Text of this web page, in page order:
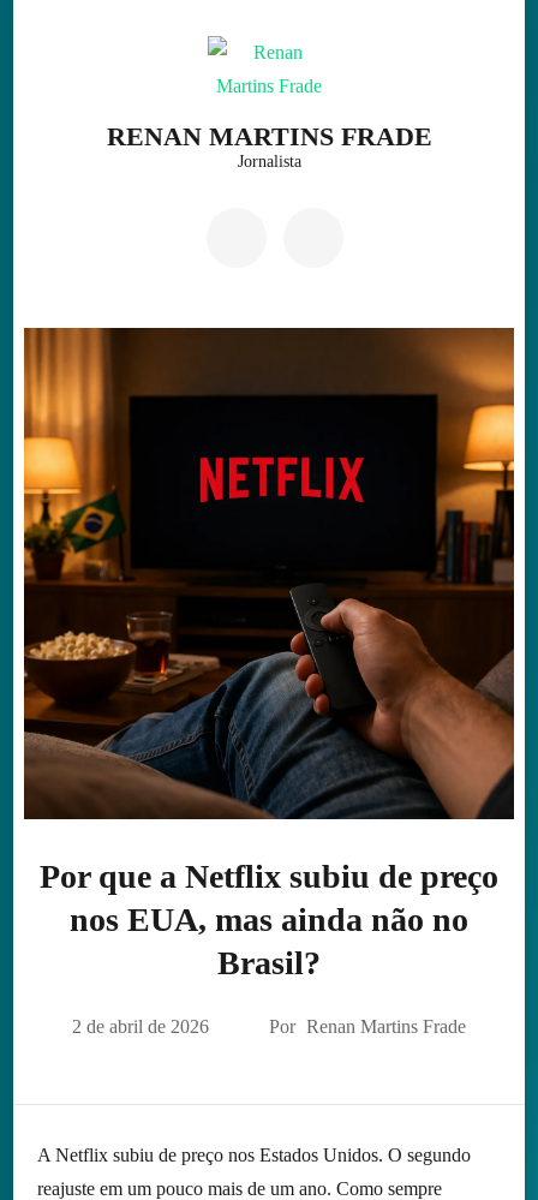
RENAN MARTINS FRADE
Jornalista
Por que a Netflix subiu de preço
nos EUA, mas ainda não no
Brasil?
2 de abril de 2026 Por Renan Martins Frade
A Netflix subiu de preço nos Estados Unidos. O segundo
reajuste em um pouco mais de um ano. Como sempre